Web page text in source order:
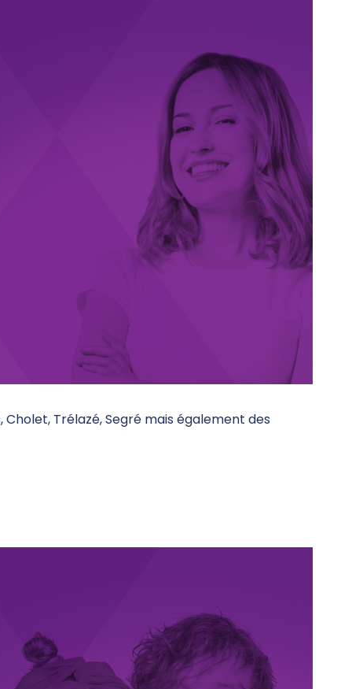
Trélazé, Segré mais également des